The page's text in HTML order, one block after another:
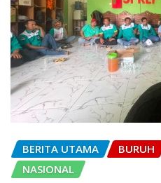
BERITA UTAMA BURUH
NASIONAL